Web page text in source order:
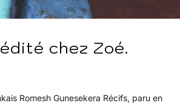
chez Zoé.
Romesh Gunesekera Récifs, paru en